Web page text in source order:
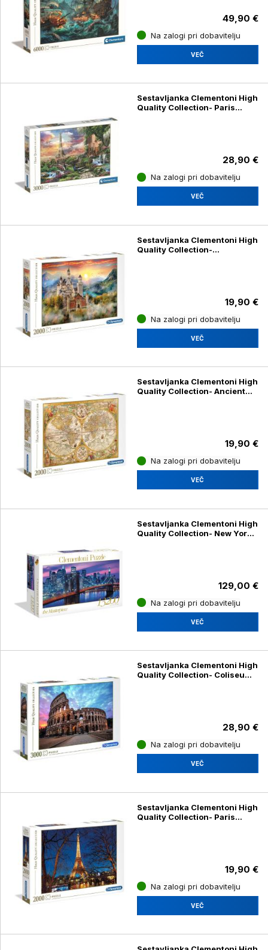
49,90 €
Na zalogi pri dobavitelju
VEČ
Sestavljanka Clementoni High
Quality Collection- Paris
28,90 €
Na zalogi pri dobavitelju
VEČ
Sestavljanka Clementoni High
Quality Collection-
19,90 €
Na zalogi pri dobavitelju
VEČ
Sestavljanka Clementoni High
Quality Collection- Ancient
19,90 €
Na zalogi pri dobavitelju
VEČ
Sestavljanka Clementoni High
Quality Collection- New York
129,00 €
Na zalogi pri dobavitelju
VEČ
Sestavljanka Clementoni High
Quality Collection- Coliseum
28,90 €
Na zalogi pri dobavitelju
VEČ
Sestavljanka Clementoni High
Quality Collection- Paris
19,90 €
Na zalogi pri dobavitelju
VEČ